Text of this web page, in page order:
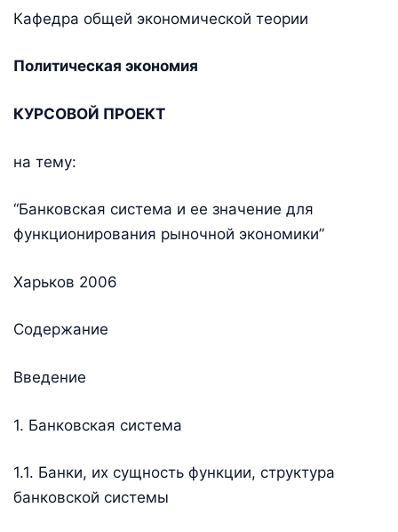
Кафедра общей экономической теории
Политическая экономия
КУРСОВОЙ ПРОЕКТ
на тему:
“Банковская система и ее значение для
функционирования рыночной экономики”
Харьков 2006
Содержание
Введение
1. Банковская система
1.1. Банки, их сущность функции, структура
банковской системы